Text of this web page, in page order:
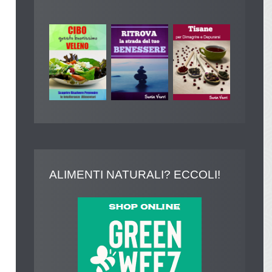
ALIMENTI NATURALI? ECCOLI!